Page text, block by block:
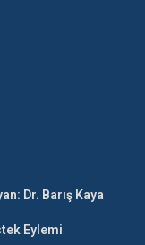
Dr. Barış Kaya
Eylemi